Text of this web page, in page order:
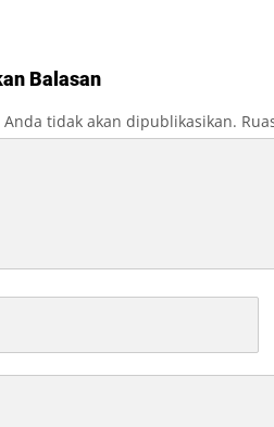
Balasan
tidak akan dipublikasikan.